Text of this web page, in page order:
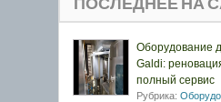
ПОСЛЕДНЕЕ НА
Оборудование
Galdi:
полный сервис
Рубрика: